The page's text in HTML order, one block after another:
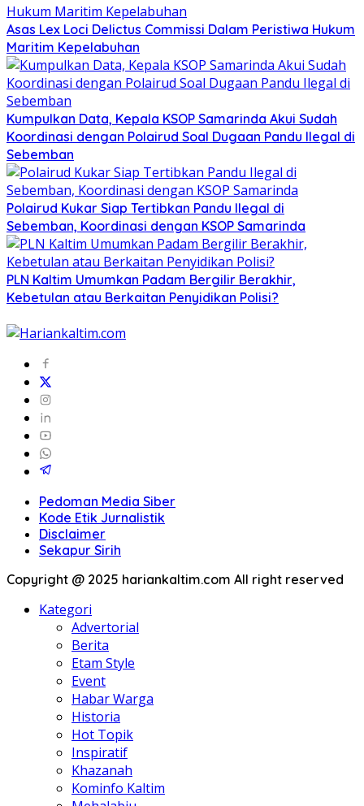
Asas Lex Loci Delictus Commissi Dalam Peristiwa Hukum
Maritim Kepelabuhan
Kumpulkan Data, Kepala KSOP Samarinda Akui Sudah
Koordinasi dengan Polairud Soal Dugaan Pandu Ilegal di
Sebemban
Polairud Kukar Siap Tertibkan Pandu Ilegal di
Sebemban, Koordinasi dengan KSOP Samarinda
PLN Kaltim Umumkan Padam Bergilir Berakhir,
Kebetulan atau Berkaitan Penyidikan Polisi?
Pedoman Media Siber
Kode Etik Jurnalistik
Disclaimer
Sekapur Sirih
Copyright @ 2025 hariankaltim.com All right reserved
Kategori
Advertorial
Berita
Etam Style
Event
Habar Warga
Historia
Hot Topik
Inspiratif
Khazanah
Kominfo Kaltim